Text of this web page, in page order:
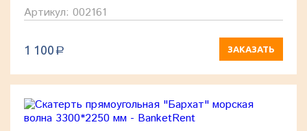
Артикул: 002161
1 100 a ЗАКАЗАТЬ